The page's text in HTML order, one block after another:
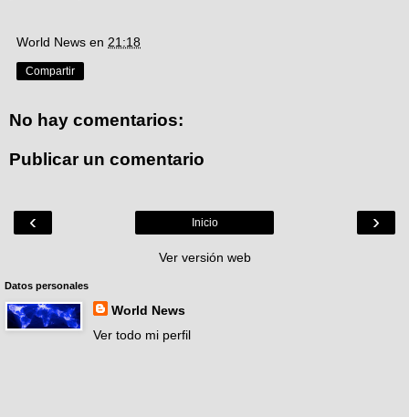
World News en 21:18
Compartir
No hay comentarios:
Publicar un comentario
‹ ›
Inicio
Ver versión web
Datos personales
World News
Ver todo mi perfil